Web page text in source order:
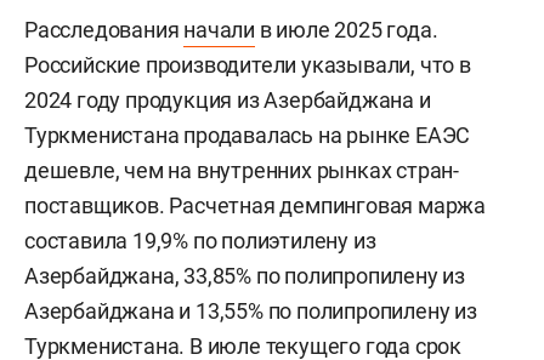
Расследования начали в июле 2025 года.
Российские производители указывали, что в
2024 году продукция из Азербайджана и
Туркменистана продавалась на рынке ЕАЭС
дешевле, чем на внутренних рынках стран-
поставщиков. Расчетная демпинговая маржа
составила 19,9% по полиэтилену из
Азербайджана, 33,85% по полипропилену из
Азербайджана и 13,55% по полипропилену из
Туркменистана. В июле текущего года срок